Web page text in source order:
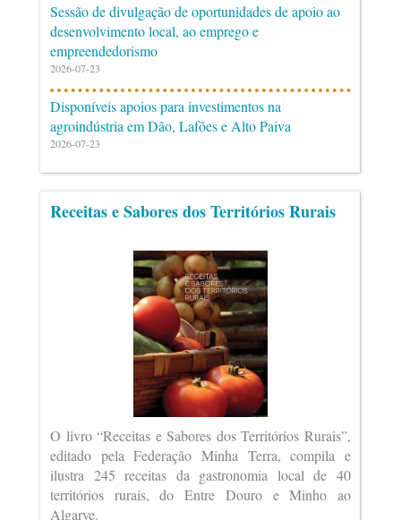
Sessão de divulgação de oportunidades de apoio ao
desenvolvimento local, ao emprego e
empreendedorismo
2026-07-23
Disponíveis apoios para investimentos na
agroindústria em Dão, Lafões e Alto Paiva
2026-07-23
Receitas e Sabores dos Territórios Rurais
O livro “Receitas e Sabores dos Territórios Rurais”,
editado pela Federação Minha Terra, compila e
ilustra 245 receitas da gastronomia local de 40
territórios rurais, do Entre Douro e Minho ao
Algarve.